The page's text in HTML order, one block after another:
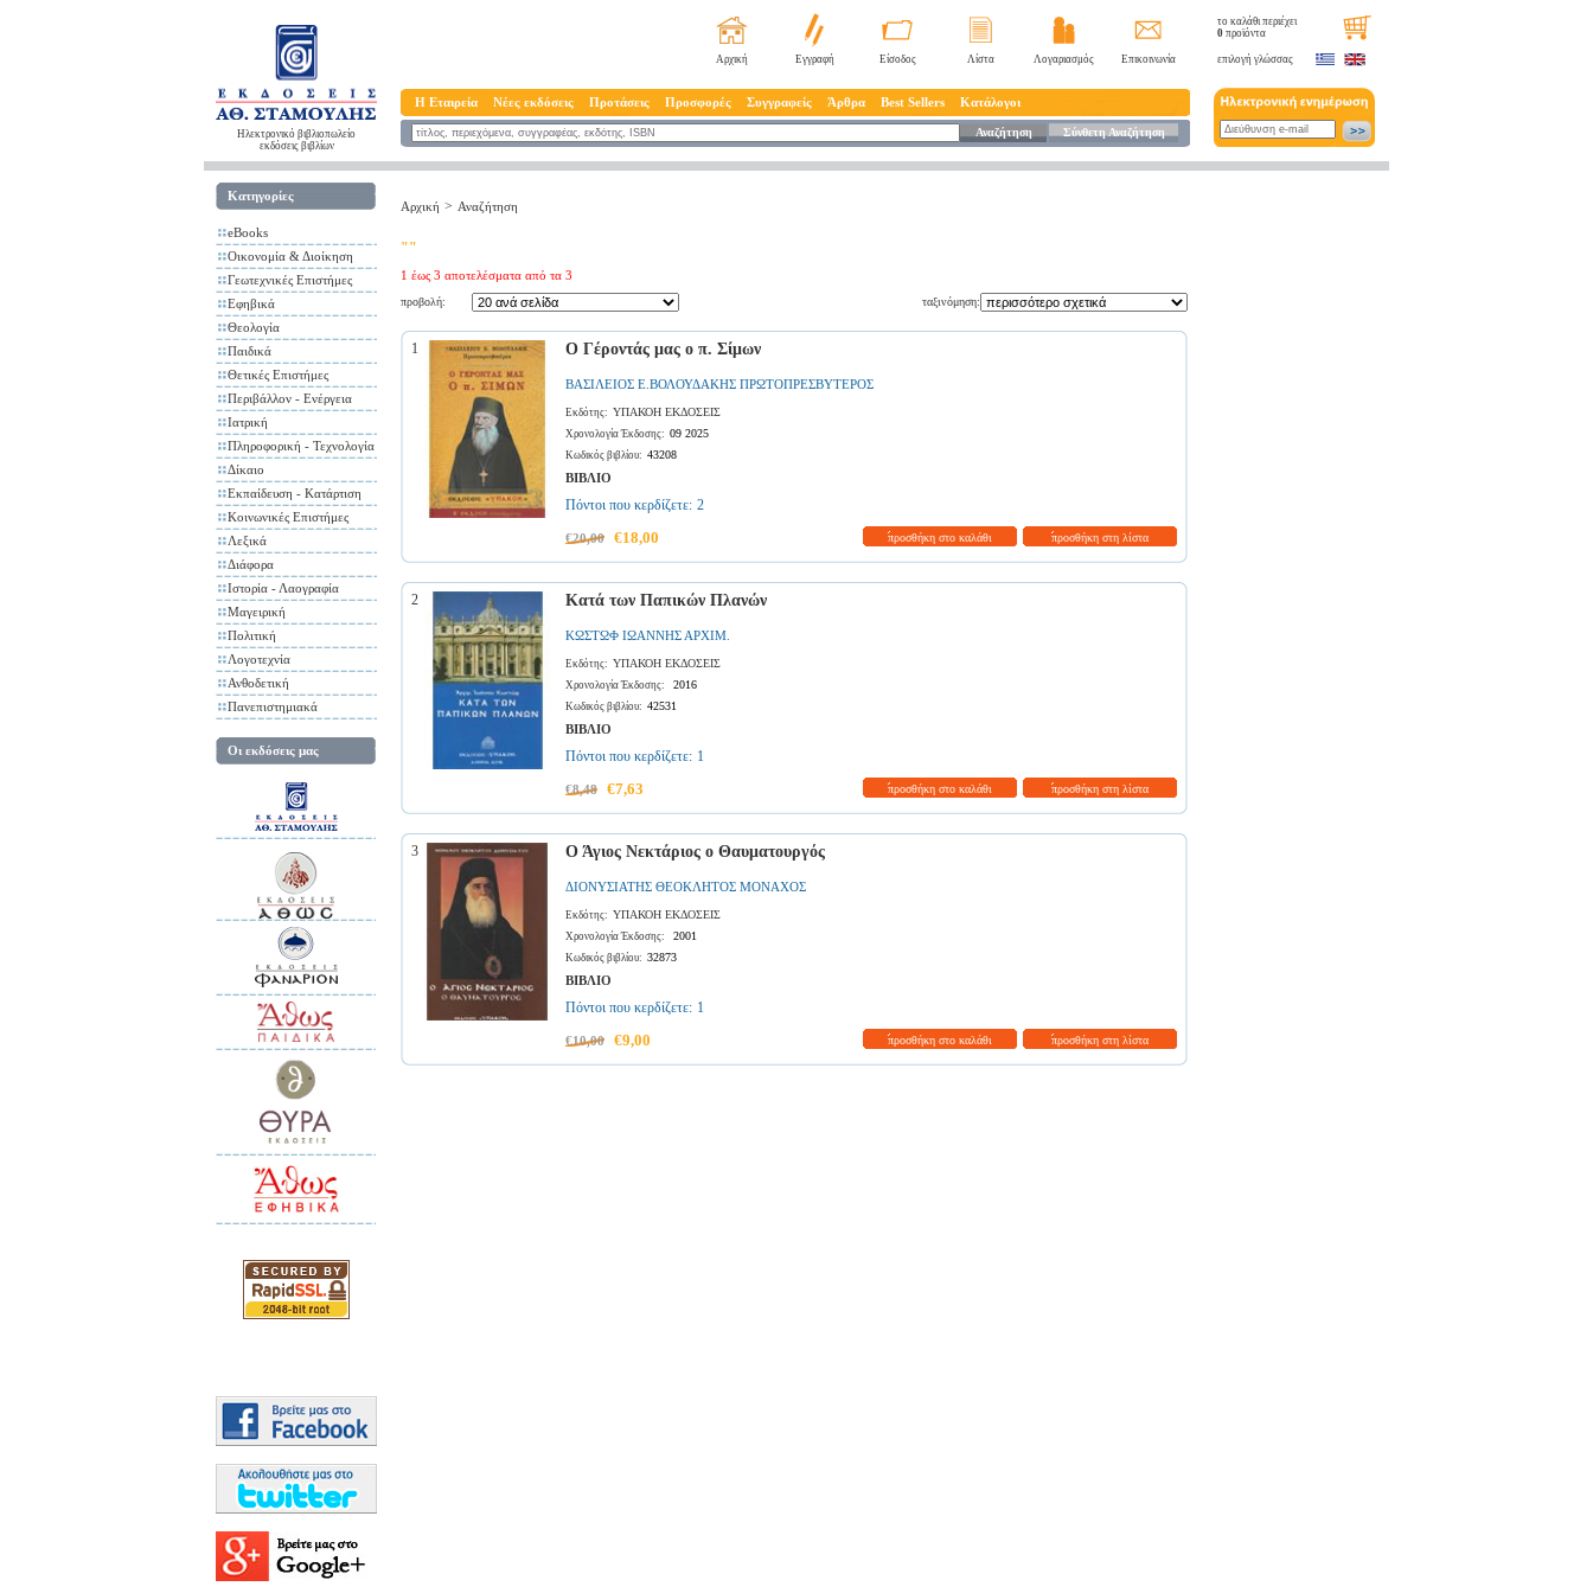
Ηλεκτρονικό βιβλιοπωλείο
εκδόσεις βιβλίων
Αρχική Εγγραφή Είσοδος Λίστα Λογαριασμός Επικοινωνία
Η Εταιρεία Νέες εκδόσεις Προτάσεις Προσφορές Συγγραφείς Άρθρα Best Sellers Κατάλογοι
Αναζήτηση Σύνθετη Αναζήτηση
το καλάθι περιέχει
0 προϊόντα
επιλογή γλώσσας
Κατηγορίες
eBooks
Οικονομία & Διοίκηση
Γεωτεχνικές Επιστήμες
Εφηβικά
Θεολογία
Παιδικά
Θετικές Επιστήμες
Περιβάλλον - Ενέργεια
Ιατρική
Πληροφορική - Τεχνολογία
Δίκαιο
Εκπαίδευση - Κατάρτιση
Κοινωνικές Επιστήμες
Λεξικά
Διάφορα
Ιστορία - Λαογραφία
Μαγειρική
Πολιτική
Λογοτεχνία
Ανθοδετική
Πανεπιστημιακά
Οι εκδόσεις μας
Αρχική > Αναζήτηση
""
1 έως 3 αποτελέσματα από τα 3
προβολή: ταξινόμηση:
1 Ο Γέροντάς μας ο π. Σίμων
ΒΑΣΙΛΕΙΟΣ Ε.ΒΟΛΟΥΔΑΚΗΣ ΠΡΩΤΟΠΡΕΣΒΥΤΕΡΟΣ
Εκδότης: ΥΠΑΚΟΗ ΕΚΔΟΣΕΙΣ
Χρονολογία Έκδοσης: 09 2025
Κωδικός βιβλίου: 43208
ΒΙΒΛΙΟ
Πόντοι που κερδίζετε: 2
€20,00 €18,00 προσθήκη στο καλάθι προσθήκη στη λίστα
2 Κατά των Παπικών Πλανών
ΚΩΣΤΩΦ ΙΩΑΝΝΗΣ ΑΡΧΙΜ.
Εκδότης: ΥΠΑΚΟΗ ΕΚΔΟΣΕΙΣ
Χρονολογία Έκδοσης: 2016
Κωδικός βιβλίου: 42531
ΒΙΒΛΙΟ
Πόντοι που κερδίζετε: 1
€8,48 €7,63 προσθήκη στο καλάθι προσθήκη στη λίστα
3 Ο Άγιος Νεκτάριος ο Θαυματουργός
ΔΙΟΝΥΣΙΑΤΗΣ ΘΕΟΚΛΗΤΟΣ ΜΟΝΑΧΟΣ
Εκδότης: ΥΠΑΚΟΗ ΕΚΔΟΣΕΙΣ
Χρονολογία Έκδοσης: 2001
Κωδικός βιβλίου: 32873
ΒΙΒΛΙΟ
Πόντοι που κερδίζετε: 1
€10,00 €9,00 προσθήκη στο καλάθι προσθήκη στη λίστα